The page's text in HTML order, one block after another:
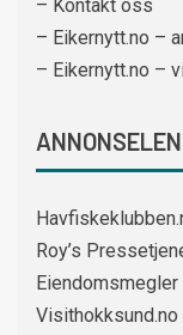
– Kontakt oss
– Eikernytt.no –
– Eikernytt.no –
Roy’s
Eiendomsmegler
Visithokksund.no